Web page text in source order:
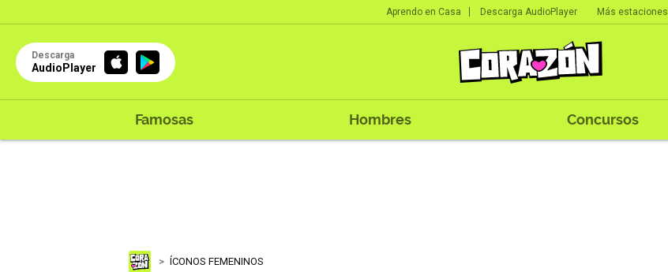
Aprendo en Casa Descarga AudioPlayer Más estaciones
Descarga
AudioPlayer
Famosas Hombres Concursos
ÍCONOS FEMENINOS